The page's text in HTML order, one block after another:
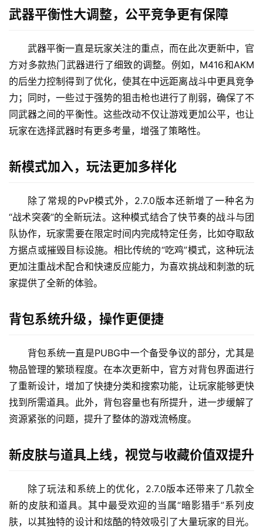
武器平衡性大调整，公平竞争更有保障
武器平衡一直是玩家关注的重点，而在此次更新中，官
方对多款热门武器进行了细致的调整。例如，M416和AKM
的后坐力控制得到了优化，使其在中远距离战斗中更具竞争
力；同时，一些过于强势的狙击枪也进行了削弱，确保了不
同武器之间的平衡性。这些改动不仅让游戏更加公平，也让
玩家在选择武器时有更多考量，增强了策略性。
新模式加入，玩法更加多样化
除了常规的PvP模式外，2.7.0版本还新增了一种名为
“战术突袭”的全新玩法。这种模式结合了快节奏的战斗与团
队协作，玩家需要在限定时间内完成特定任务，比如夺取敌
方据点或摧毁目标设施。相比传统的“吃鸡”模式，这种玩法
更加注重战术配合和快速反应能力，为喜欢挑战和刺激的玩
家提供了全新的体验。
背包系统升级，操作更便捷
背包系统一直是PUBG中一个备受争议的部分，尤其是
物品管理的繁琐程度。在本次更新中，官方对背包界面进行
了重新设计，增加了快捷分类和搜索功能，让玩家能够更快
找到所需道具。此外，背包容量也有所提升，进一步缓解了
资源紧张的问题，提升了整体的游戏流畅度。
新皮肤与道具上线，视觉与收藏价值双提升
除了玩法和系统上的优化，2.7.0版本还带来了几款全
新的皮肤和道具。其中最受欢迎的当属“暗影猎手”系列皮
肤，以其独特的设计和炫酷的特效吸引了大量玩家的目光。